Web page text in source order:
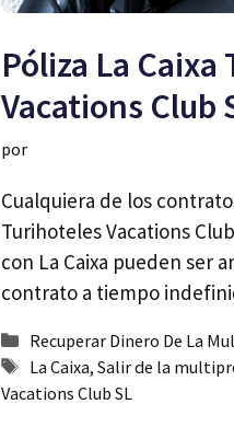
Póliza La
Vacations Club
por
Cualquiera de los
Turihoteles Vacations
con La Caixa pueden ser
contrato a tiempo
Categorías
Recuperar Dinero De La
Etiquetas
La Caixa, Salir de la
Vacations Club SL